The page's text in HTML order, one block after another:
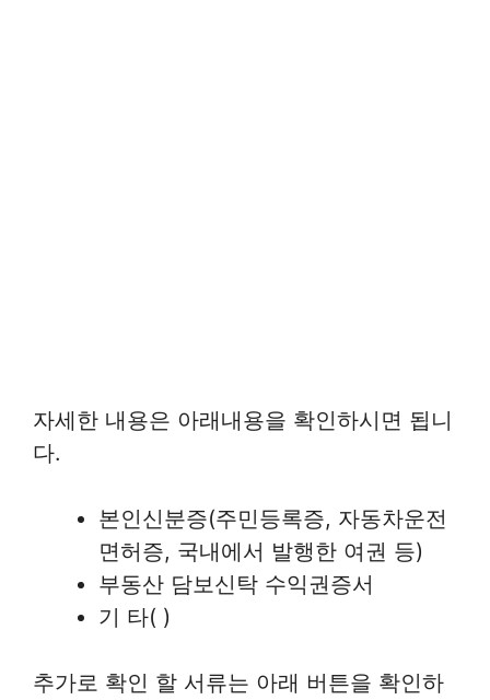
자세한 내용은 아래내용을 확인하시면 됩니
다.
본인신분증(주민등록증, 자동차운전
면허증, 국내에서 발행한 여권 등)
부동산 담보신탁 수익권증서
기 타( )
추가로 확인 할 서류는 아래 버튼을 확인하